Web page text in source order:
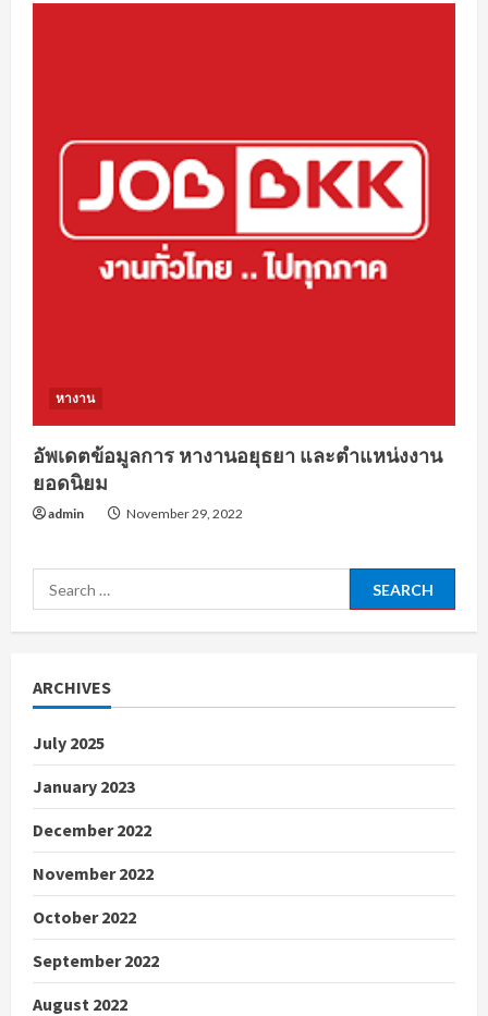
หางาน
อัพเดตข้อมูลการ หางานอยุธยา และตำแหน่งงาน
ยอดนิยม
admin November 29, 2022
Search
for:
ARCHIVES
July 2025
January 2023
December 2022
November 2022
October 2022
September 2022
August 2022